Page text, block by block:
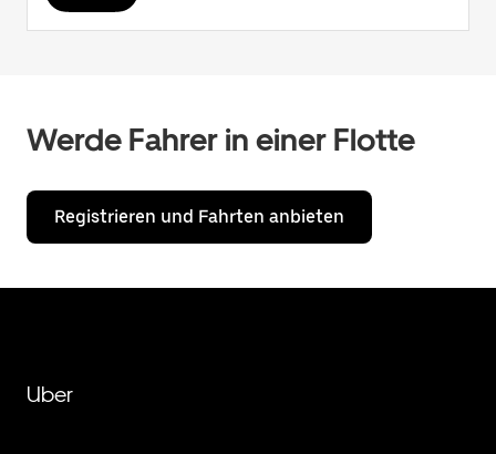
Werde Fahrer in einer Flotte
Registrieren und Fahrten anbieten
Uber